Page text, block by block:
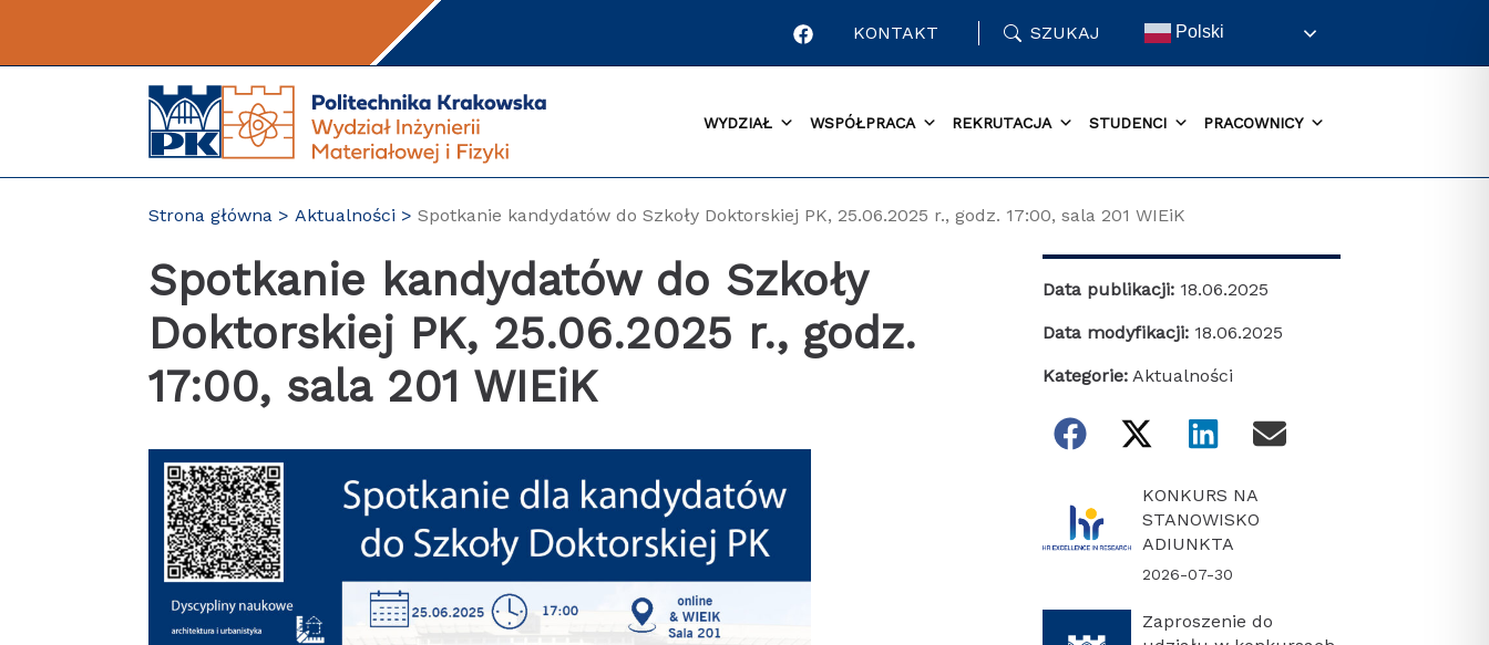
KONTAKT SZUKAJ Polski
WYDZIAŁ WSPÓŁPRACA REKRUTACJA STUDENCI PRACOWNICY
Strona główna Aktualności Spotkanie kandydatów do Szkoły Doktorskiej PK, 25.06.2025 r., godz. 17:00, sala 201 WIEiK
Spotkanie kandydatów do Szkoły
Doktorskiej PK, 25.06.2025 r., godz.
17:00, sala 201 WIEiK
Data publikacji: 18.06.2025
Data modyfikacji: 18.06.2025
Kategorie: Aktualności
KONKURS NA
STANOWISKO
ADIUNKTA
2026-07-30
Zaproszenie do